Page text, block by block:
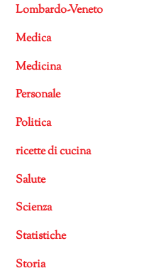
Lombardo-Veneto
Medica
Medicina
Personale
Politica
ricette di cucina
Salute
Scienza
Statistiche
Storia